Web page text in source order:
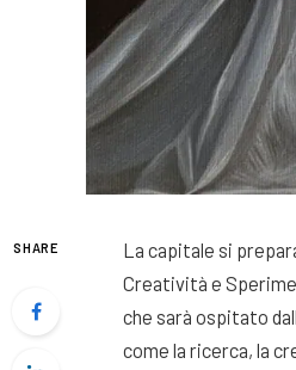
SHARE
La capitale si
Creatività e
che sarà ospitato
come la ricerca, la